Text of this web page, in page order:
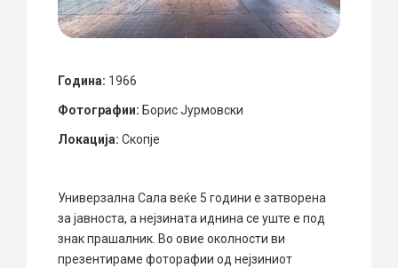
Година: 1966
Фотографии: Борис Јурмовски
Локација: Скопје
Универзална Сала веќе 5 години е затворена
за јавноста, а нејзината иднина се уште е под
знак прашалник. Во овие околности ви
презентираме фоторафии од нејзиниот